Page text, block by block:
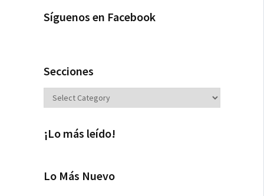
Síguenos en Facebook
Secciones
Secciones
¡Lo más leído!
Lo Más Nuevo